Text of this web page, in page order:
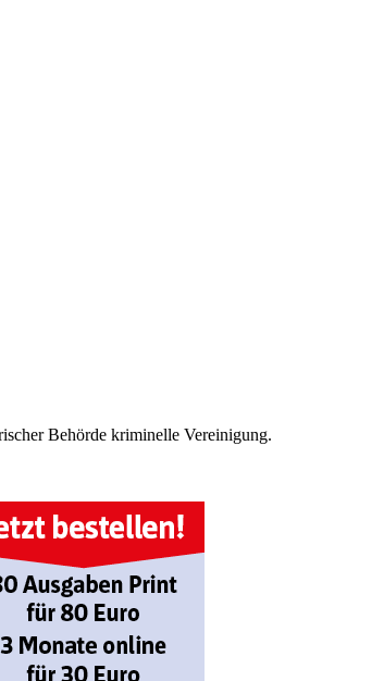
Behörde kriminelle Vereinigung.